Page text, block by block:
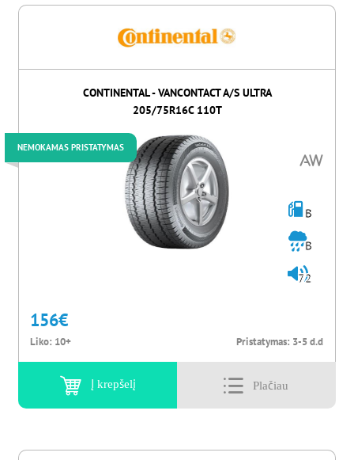
CONTINENTAL - VANCONTACT A/S ULTRA
205/75R16C 110T
NEMOKAMAS PRISTATYMAS
B
B
72
156€
Liko: 10+ Pristatymas: 3-5 d.d
Į krepšelį